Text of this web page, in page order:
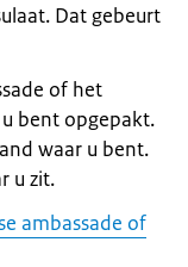
Dat gebeurt
of het
bent opgepakt.
waar u bent.
u zit.
ambassade of